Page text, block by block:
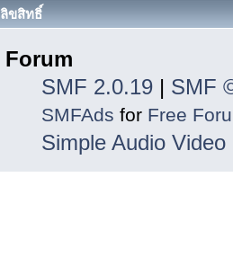
ลิขสิทธิ์
Forum
SMF 2.0.19| SMF
SMFAds for Free
Simple Audio